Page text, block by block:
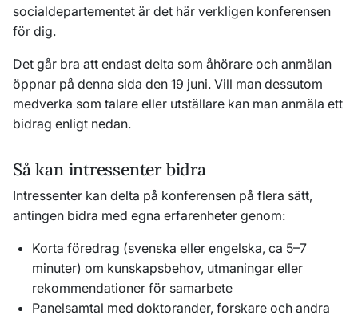
socialdepartementet är det här verkligen konferensen
för dig.
Det går bra att endast delta som åhörare och anmälan
öppnar på denna sida den 19 juni. Vill man dessutom
medverka som talare eller utställare kan man anmäla ett
bidrag enligt nedan.
Så kan intressenter bidra
Intressenter kan delta på konferensen på flera sätt,
antingen bidra med egna erfarenheter genom:
Korta föredrag (svenska eller engelska, ca 5–7
minuter) om kunskapsbehov, utmaningar eller
rekommendationer för samarbete
Panelsamtal med doktorander, forskare och andra